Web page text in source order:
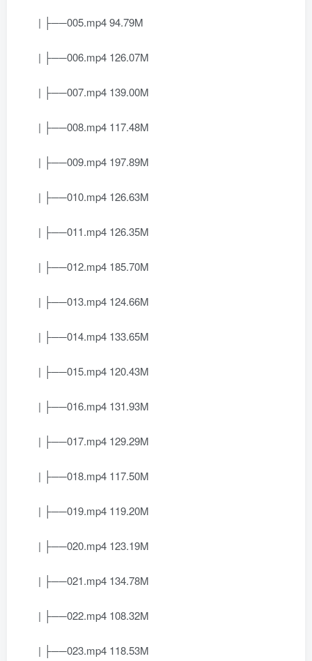
| ├──005.mp4 94.79M
| ├──006.mp4 126.07M
| ├──007.mp4 139.00M
| ├──008.mp4 117.48M
| ├──009.mp4 197.89M
| ├──010.mp4 126.63M
| ├──011.mp4 126.35M
| ├──012.mp4 185.70M
| ├──013.mp4 124.66M
| ├──014.mp4 133.65M
| ├──015.mp4 120.43M
| ├──016.mp4 131.93M
| ├──017.mp4 129.29M
| ├──018.mp4 117.50M
| ├──019.mp4 119.20M
| ├──020.mp4 123.19M
| ├──021.mp4 134.78M
| ├──022.mp4 108.32M
| ├──023.mp4 118.53M